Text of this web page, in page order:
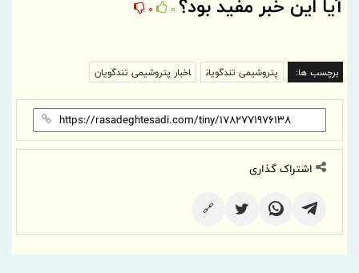
0
0
برچسب ها: پتروشیمی تندگویان اخبار پتروشیمی تندگویان
اشتراک گذاری
🔗